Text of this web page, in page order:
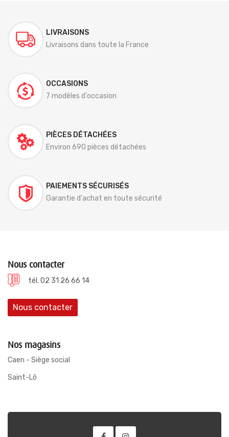
LIVRAISONS
Livraisons dans toute la France
OCCASIONS
7 modèles d'occasion
PIÈCES DÉTACHÉES
Environ 690 pièces détachées
PAIEMENTS SÉCURISÉS
Garantie d'achat en toute sécurité
Nous contacter
tél. 02 31 26 66 14
Nous contacter
Nos magasins
Caen - Siège social
Saint-Lô